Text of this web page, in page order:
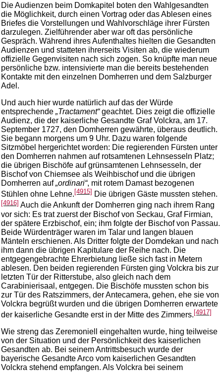
Die Audienzen beim Domkapitel boten den Wahlgesandten
die Möglichkeit, durch einen Vortrag oder das Ablesen eines
Briefes die Vorstellungen und Wahlvorschläge ihrer Fürsten
darzulegen. Zielführender aber war oft das persönliche
Gespräch. Während ihres Aufenthaltes hielten die Gesandten
Audienzen und statteten ihrerseits Visiten ab, die wiederum
offizielle Gegenvisiten nach sich zogen. So knüpfte man neue
persönliche bzw. intensivierte man die bereits bestehenden
Kontakte mit den einzelnen Domherren und dem Salzburger
Adel.
Und auch hier wurde natürlich auf das der Würde
entsprechende „Tractament“geachtet. Dies zeigt die offizielle
Audienz, die der kaiserliche Gesandte Graf Volckra, am 17.
September 1727, den Domherren gewährte, überaus deutlich.
Sie begann morgens um 9 Uhr. Dazu waren folgende
Sitzmöbel hergerichtet worden: Die regierenden Fürsten unter
den Domherren nahmen auf rotsamtenen Lehnsesseln Platz;
die übrigen Bischöfe auf grünsamtenen Lehnsesseln, der
Bischof von Chiemsee als Weihbischof und die übrigen
Domherren auf„ordinari“, mit rotem Damast bezogenen
Stühlen ohne Lehne. [4915] Die übrigen Gäste mussten stehen.
[4916] Auch die Ankunft der Domherren ging nach ihrem Rang
vor sich: Es trat zuerst der Bischof von Seckau, Graf Firmian,
der spätere Erzbischof, ein; ihm folgte der Bischof von Passau.
Beide Würdenträger waren im Talar und langen blauen
Mänteln erschienen. Als Dritter folgte der Domdekan und nach
ihm dann die übrigen Kapitulare der Reihe nach. Die
entgegengebrachte Ehrerbietung ließe sich fast in Metern
ablesen. Den beiden regierenden Fürsten ging Volckra bis zur
letzten Tür der Ritterstube, also gleich nach dem
Carabinierisaal, entgegen. Die Bischöfe mussten schon bis
zur Tür des Ratszimmers, der Antecamera, gehen, ehe sie von
Volckra begrüßt wurden und die übrigen Domherren erwartete
der kaiserliche Gesandte erst in der Mitte des Zimmers.[4917]
Wie streng das Zeremoniell eingehalten wurde, hing teilweise
von der Situation und der Persönlichkeit des kaiserlichen
Gesandten ab. Bei seinem Antrittsbesuch wurde der
bayerische Gesandte Arco vom kaiserlichen Gesandten
Volckra stehend empfangen. Als Volckra bei seinem